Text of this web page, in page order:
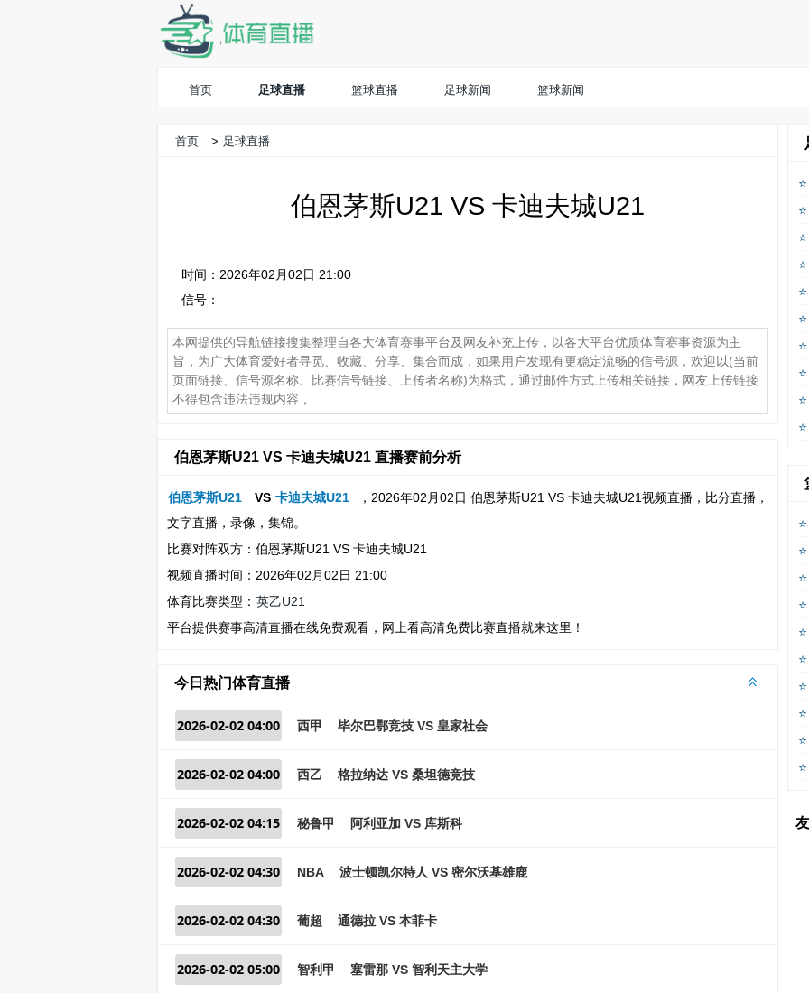
首页 足球直播 篮球直播 足球新闻 篮球新闻
首页 > 足球直播
伯恩茅斯U21 VS 卡迪夫城U21
时间：2026年02月02日 21:00
信号：
本网提供的导航链接搜集整理自各大体育赛事平台及网友补充上传，以各大平台优质体育赛事资源为主
旨，为广大体育爱好者寻觅、收藏、分享、集合而成，如果用户发现有更稳定流畅的信号源，欢迎以(当前
页面链接、信号源名称、比赛信号链接、上传者名称)为格式，通过邮件方式上传相关链接，网友上传链接
不得包含违法违规内容，
伯恩茅斯U21 VS 卡迪夫城U21 直播赛前分析
伯恩茅斯U21 VS 卡迪夫城U21
，2026年02月02日 伯恩茅斯U21 VS 卡迪夫城U21视频直播，比分直播，
文字直播，录像，集锦。
比赛对阵双方：伯恩茅斯U21 VS 卡迪夫城U21
视频直播时间：2026年02月02日 21:00
体育比赛类型： 英乙U21
平台提供赛事高清直播在线免费观看，网上看高清免费比赛直播就来这里！
今日热门体育直播
2026-02-02 04:00 西甲 毕尔巴鄂竞技 VS 皇家社会
2026-02-02 04:00 西乙 格拉纳达 VS 桑坦德竞技
2026-02-02 04:15 秘鲁甲 阿利亚加 VS 库斯科
2026-02-02 04:30 NBA 波士顿凯尔特人 VS 密尔沃基雄鹿
2026-02-02 04:30 葡超 通德拉 VS 本菲卡
2026-02-02 05:00 智利甲 塞雷那 VS 智利天主大学